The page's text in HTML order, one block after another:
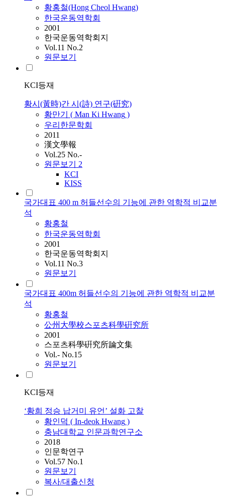
황홍철(Hong Cheol Hwang)
한국운동역학회
2001
한국운동역학회지
Vol.11 No.2
원문보기
KCI등재
황시(黃時)간 시(詩) 연구(硏究)
황만기 ( Man Ki Hwang )
우리한문학회
2011
漢文學報
Vol.25 No.-
원문보기 2
KCI
KISS
국가대표 400 m 허들선수의 기능에 관한 역학적 비교분
석
황홍철
한국운동역학회
2001
한국운동역학회지
Vol.11 No.3
원문보기
국가대표 400m 허들선수의 기능에 관한 역학적 비교분
석
황홍철
公州大學校스포츠科學硏究所
2001
스포츠科學硏究所論文集
Vol.- No.15
원문보기
KCI등재
‘황희 정승 납거미 유언’ 설화 고찰
황인덕 ( In-deok Hwang )
충남대학교 인문과학연구소
2018
인문학연구
Vol.57 No.1
원문보기
복사/대출신청